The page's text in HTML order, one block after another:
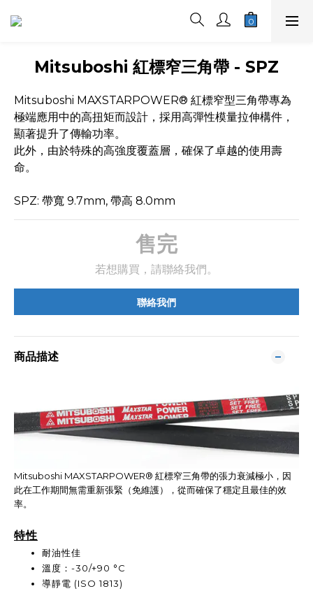
Mitsuboshi 紅標窄三角帶 - SPZ
Mitsuboshi MAXSTARPOWER® 紅標窄型三角帶專為
極端應用中的高扭矩而設計，採用高彈性模量拉伸構件，
顯著提升了傳輸功率。
此外，由於特殊的高強度覆蓋層，確保了卓越的使用壽
命。
SPZ: 帶寬 9.7mm, 帶高 8.0mm
售完
若想購買，請聯絡我們。
聯絡我們
商品描述
Mitsuboshi MAXSTARPOWER® 紅標窄三角帶的張力衰減極小，因
此在工作期間無需重新張緊（免維護），從而確保了穩定且最佳的效
率。
特性
耐油性佳
溫度：-30/+90 °C
導靜電 (ISO 1813)